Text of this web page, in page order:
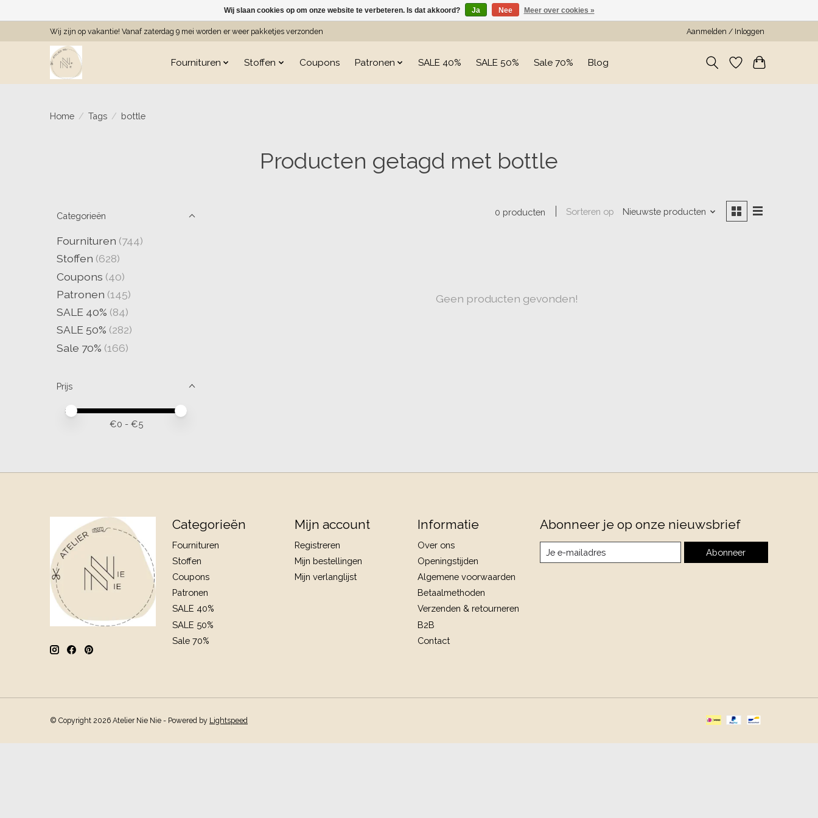
Wij zijn op vakantie! Vanaf zaterdag 9 mei worden er weer pakketjes verzonden Aanmelden / Inloggen
Fournituren Stoffen Coupons Patronen SALE 40% SALE 50% Sale 70% Blog
Home / Tags / bottle
Producten getagd met bottle
Categorieën
Fournituren (744)
Stoffen (628)
Coupons (40)
Patronen (145)
SALE 40% (84)
SALE 50% (282)
Sale 70% (166)
Prijs
Minimale prijswaarde
Price maximum value
€0 - €5
0 producten Sorteren op Nieuwste producten
Geen producten gevonden!
Categorieën
Fournituren
Stoffen
Coupons
Patronen
SALE 40%
SALE 50%
Sale 70%
Mijn account
Registreren
Mijn bestellingen
Mijn verlanglijst
Informatie
Over ons
Openingstijden
Algemene voorwaarden
Betaalmethoden
Verzenden & retourneren
B2B
Contact
Abonneer je op onze nieuwsbrief
Abonneer
© Copyright 2026 Atelier Nie Nie - Powered by Lightspeed
Wij slaan cookies op om onze website te verbeteren. Is dat akkoord? Ja Nee Meer over cookies »